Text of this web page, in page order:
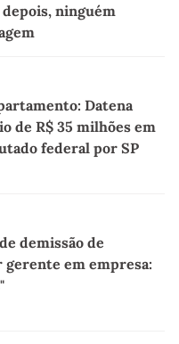
depois, ninguém
Datena
de R$ 35 milhões em
federal por SP
demissão de
em empresa: